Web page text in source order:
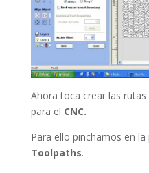
Ahora toca crear las
para el CNC.
Para ello pinchamos en
Toolpaths.